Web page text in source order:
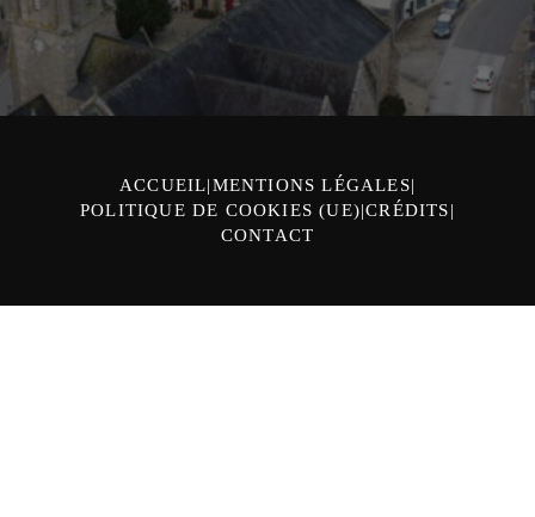
ACCUEIL MENTIONS LÉGALES
POLITIQUE DE COOKIES (UE) CRÉDITS
CONTACT